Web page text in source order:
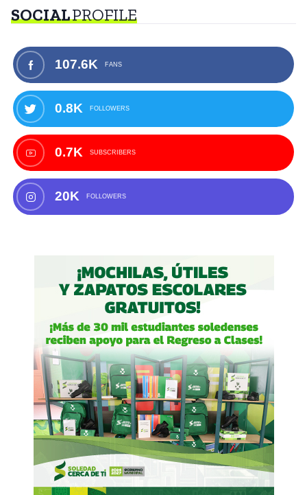
SOCIALPROFILE
107.6K FANS
0.8K FOLLOWERS
0.7K SUBSCRIBERS
20K FOLLOWERS